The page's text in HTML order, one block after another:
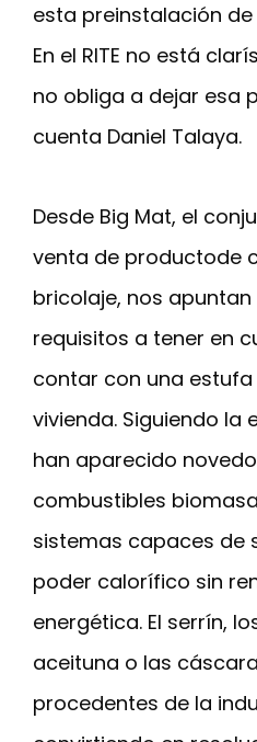
esta preinstalación
En el RITE no está
no obliga a dejar esa
cuenta Daniel Talaya.
Desde Big Mat, el
venta de productode
bricolaje, nos
requisitos a tener en
contar con una estufa
vivienda. Siguiendo la
han aparecido
combustibles
sistemas capaces de
poder calorífico sin
energética. El serrín,
aceituna o las
procedentes de la